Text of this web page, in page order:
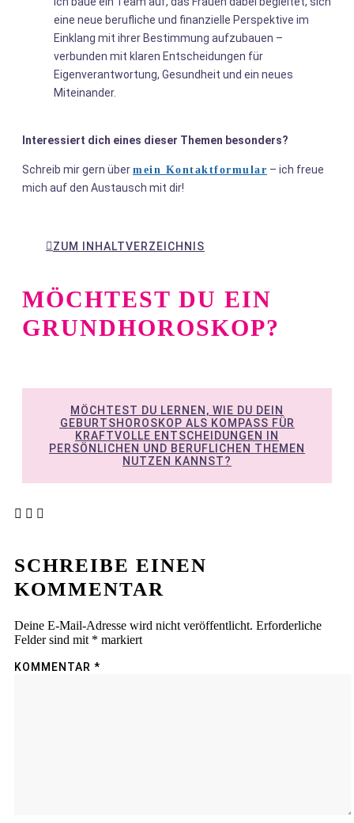
eine neue berufliche und finanzielle Perspektive im
Einklang mit ihrer Bestimmung aufzubauen –
verbunden mit klaren Entscheidungen für
Eigenverantwortung, Gesundheit und ein neues
Miteinander.
Interessiert dich eines dieser Themen besonders?
Schreib mir gern über mein Kontaktformular – ich freue
mich auf den Austausch mit dir!
ZUM INHALTVERZEICHNIS
MÖCHTEST DU EIN
GRUNDHOROSKOP?
MÖCHTEST DU LERNEN, WIE DU DEIN
GEBURTSHOROSKOP ALS KOMPASS FÜR
KRAFTVOLLE ENTSCHEIDUNGEN IN
PERSÖNLICHEN UND BERUFLICHEN THEMEN
NUTZEN KANNST?
SCHREIBE EINEN
KOMMENTAR
Deine E-Mail-Adresse wird nicht veröffentlicht. Erforderliche
Felder sind mit * markiert
KOMMENTAR *